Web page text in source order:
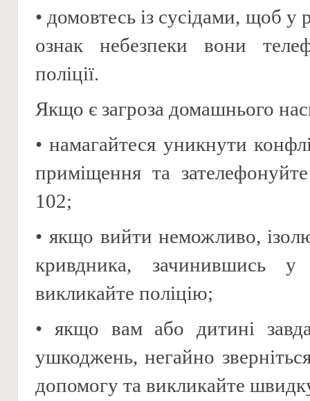
• домовтесь із сусідами, щоб у
ознак небезпеки вони
поліції.
Якщо є загроза домашнього
• намагайтеся уникнути
приміщення та
102;
• якщо вийти неможливо,
кривдника, зачинившись у
викликайте поліцію;
• якщо вам або дитині
ушкоджень, негайно
допомогу та викликайте